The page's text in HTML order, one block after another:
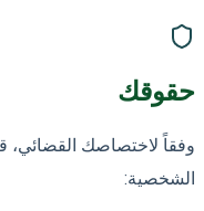
حقوقك
وفقاً لاختصاصك القضائي، قد
الشخصية: